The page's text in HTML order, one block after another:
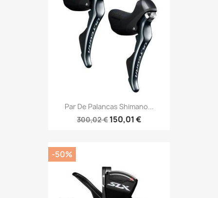
Par De Palancas Shimano...
300,02 € 150,01 €
-50%